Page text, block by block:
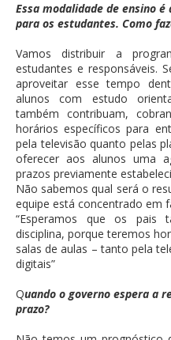
Essa modalidade de ensino
para os estudantes. Como
Vamos distribuir a
estudantes e responsáveis.
aproveitar esse tempo
alunos com estudo
também contribuam,
horários específicos para
pela televisão quanto pelas
oferecer aos alunos uma
prazos previamente
Não sabemos qual será o
equipe está concentrado em
“Esperamos que os pais
disciplina, porque teremos
salas de aulas – tanto pela
digitais”
Quando o governo espera a
prazo?